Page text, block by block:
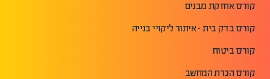
קורס אחזקת מבנים
קורס בדק בית - איתור ליקויי בנייה
קורס ביטוח
קורס הכרת המחשב